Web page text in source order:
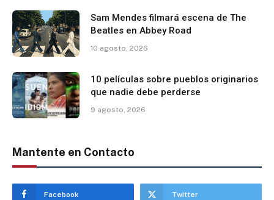
Sam Mendes filmará escena de The
Beatles en Abbey Road
10 agosto, 2026
10 películas sobre pueblos originarios
que nadie debe perderse
9 agosto, 2026
Mantente en Contacto
Facebook Twitter